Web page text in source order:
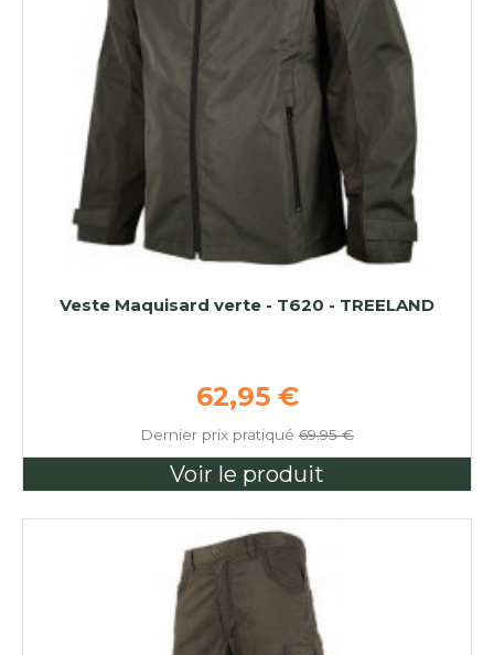
Veste Maquisard verte - T620 - TREELAND
Prix de base
62,95 €
Dernier prix pratiqué 69.95 €
Voir le produit